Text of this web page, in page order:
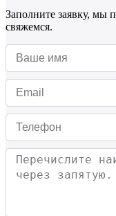
Заполните заявку, мы
свяжемся.